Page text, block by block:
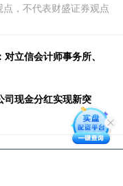
，不代表财盛证券观点
立信会计师事务所、
司现金分红实现新突